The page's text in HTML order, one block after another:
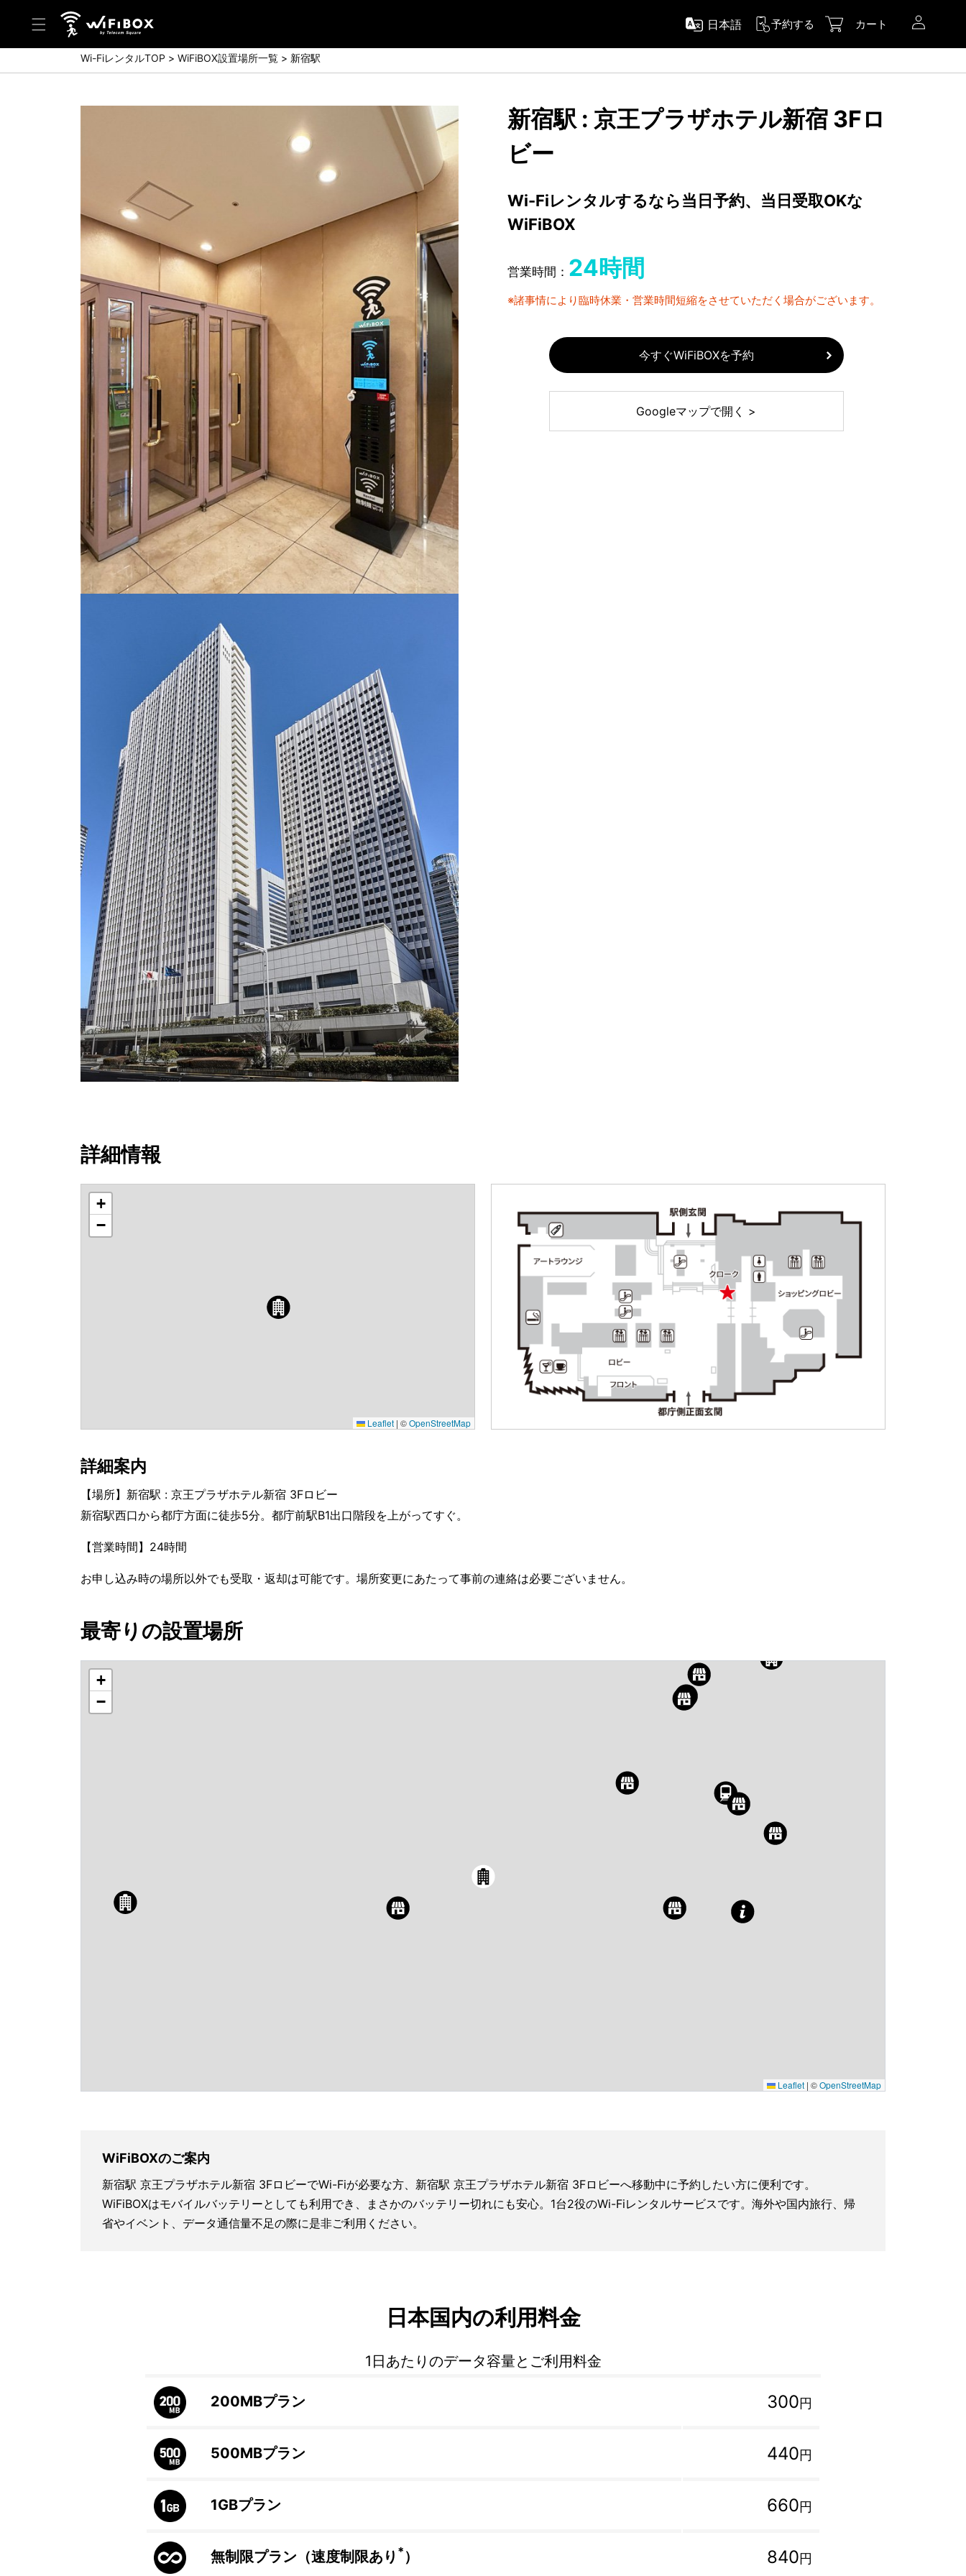
ヘルプ／お問い合わせ
ヘルプセンター(FAQ)(日本語)
お問い合わせ(日本語)
Inquiry(English)
日本語 予約する カート
Wi-FiレンタルTOP WiFiBOX設置場所一覧 新宿駅
新宿駅 : 京王プラザホテル新宿 3Fロ
ビー
Wi-Fiレンタルするなら当日予約、当日受取OKな
WiFiBOX
営業時間： 24時間
※諸事情により臨時休業・営業時間短縮をさせていただく場合がございます。
今すぐWiFiBOXを予約
Googleマップで開く >
詳細情報
+
−
Leaflet | ©OpenStreetMap
詳細案内
【場所】新宿駅 : 京王プラザホテル新宿 3Fロビー
新宿駅西口から都庁方面に徒歩5分。都庁前駅B1出口階段を上がってすぐ。
【営業時間】24時間
お申し込み時の場所以外でも受取・返却は可能です。場所変更にあたって事前の連絡は必要ございません。
最寄りの設置場所
+
−
Leaflet | ©OpenStreetMap
WiFiBOXのご案内
新宿駅 京王プラザホテル新宿 3FロビーでWi-Fiが必要な方、新宿駅 京王プラザホテル新宿 3Fロビーへ移動中に予約したい方に便利です。
WiFiBOXはモバイルバッテリーとしても利用でき、まさかのバッテリー切れにも安心。1台2役のWi-Fiレンタルサービスです。海外や国内旅行、帰
省やイベント、データ通信量不足の際に是非ご利用ください。
日本国内の利用料金
1日あたりのデータ容量とご利用料金
200MBプラン 300円
500MBプラン 440円
1GBプラン 660円
無制限プラン（速度制限あり * ） 840円